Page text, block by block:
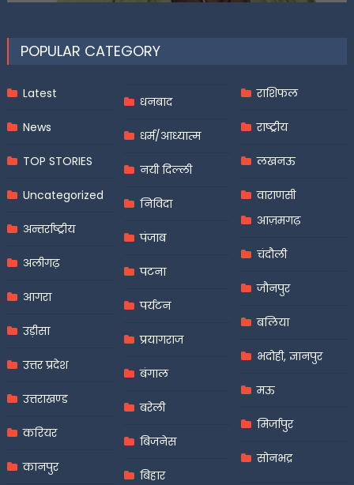
POPULAR CATEGORY
Latest
News
TOP STORIES
Uncategorized
अन्तर्राष्ट्रीय
अलीगढ़
आगरा
उड़ीसा
उत्तर प्रदेश
उत्तराखण्ड
करियर
कानपुर
धनबाद
धर्म/आध्यात्म
नयी दिल्ली
निविदा
पंजाब
पटना
पर्यटन
प्रयागराज
बंगाल
बरेली
बिजनेस
बिहार
राशिफल
राष्ट्रीय
लखनऊ
वाराणसी
आज़मगढ़
चंदौली
जौनपुर
बलिया
भदोही, ज्ञानपुर
मऊ
मिर्जापुर
सोनभद्र